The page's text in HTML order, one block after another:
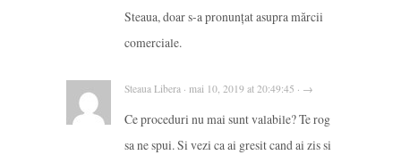
Steaua, doar s-a pronunțat asupra mărcii
comerciale.
Steaua Libera · mai 10, 2019 at 20:49:45 · →
Ce proceduri nu mai sunt valabile? Te rog
sa ne spui. Si vezi ca ai gresit cand ai zis si